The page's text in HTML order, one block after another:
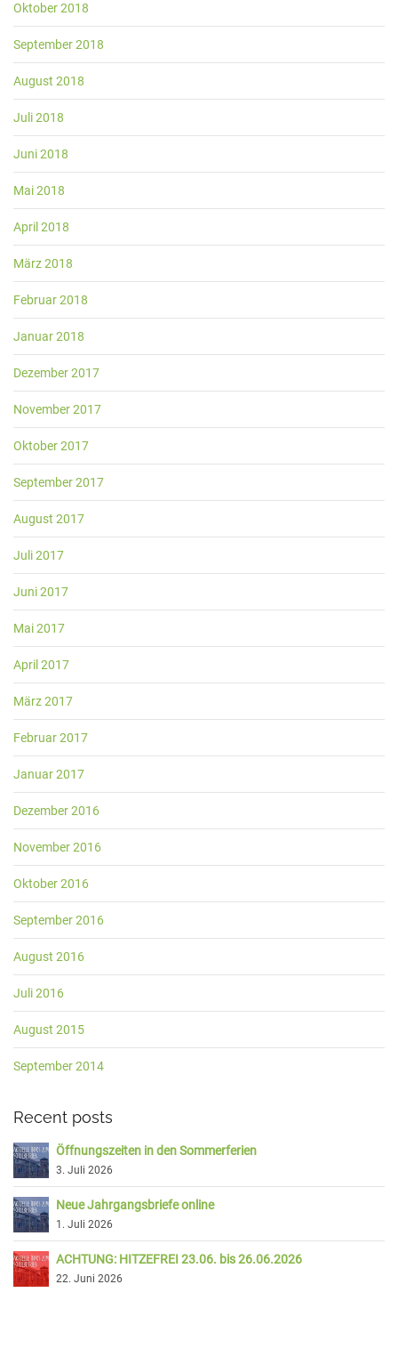
Oktober 2018
September 2018
August 2018
Juli 2018
Juni 2018
Mai 2018
April 2018
März 2018
Februar 2018
Januar 2018
Dezember 2017
November 2017
Oktober 2017
September 2017
August 2017
Juli 2017
Juni 2017
Mai 2017
April 2017
März 2017
Februar 2017
Januar 2017
Dezember 2016
November 2016
Oktober 2016
September 2016
August 2016
Juli 2016
August 2015
September 2014
Recent posts
Öffnungszeiten in den Sommerferien
3. Juli 2026
Neue Jahrgangsbriefe online
1. Juli 2026
ACHTUNG: HITZEFREI 23.06. bis 26.06.2026
22. Juni 2026